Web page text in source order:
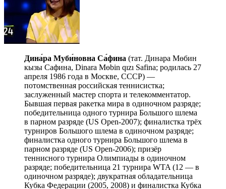
Дина́ра Муби́новна Са́фина (тат. Динара Мөбин
кызы Сафина, Dinara Mɵbin qızı Safina; родилась 27
апреля 1986 года в Москве, СССР) —
потомственная российская теннисистка;
заслуженный мастер спорта и телекомментатор.
Бывшая первая ракетка мира в одиночном разряде;
победительница одного турнира Большого шлема
в парном разряде (US Open-2007); финалистка трёх
турниров Большого шлема в одиночном разряде;
финалистка одного турнира Большого шлема в
парном разряде (US Open-2006); призёр
теннисного турнира Олимпиады в одиночном
разряде; победительница 21 турнира WTA (12 — в
одиночном разряде); двукратная обладательница
Кубка Федерации (2005, 2008) и финалистка Кубка